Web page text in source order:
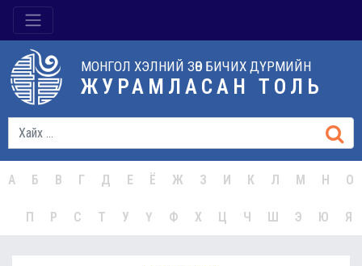
МОНГОЛ ХЭЛНИЙ ЗӨВ БИЧИХ ДҮРМИЙН
ЖУРАМЛАСАН ТОЛЬ
А Б В Г Д Е Ё Ж З И К Л М Н О
П Р С Т У Ү Ф Х Ц Ч Ш Э Ю Я